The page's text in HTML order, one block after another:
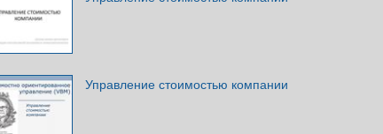
Управление стоимостью компании